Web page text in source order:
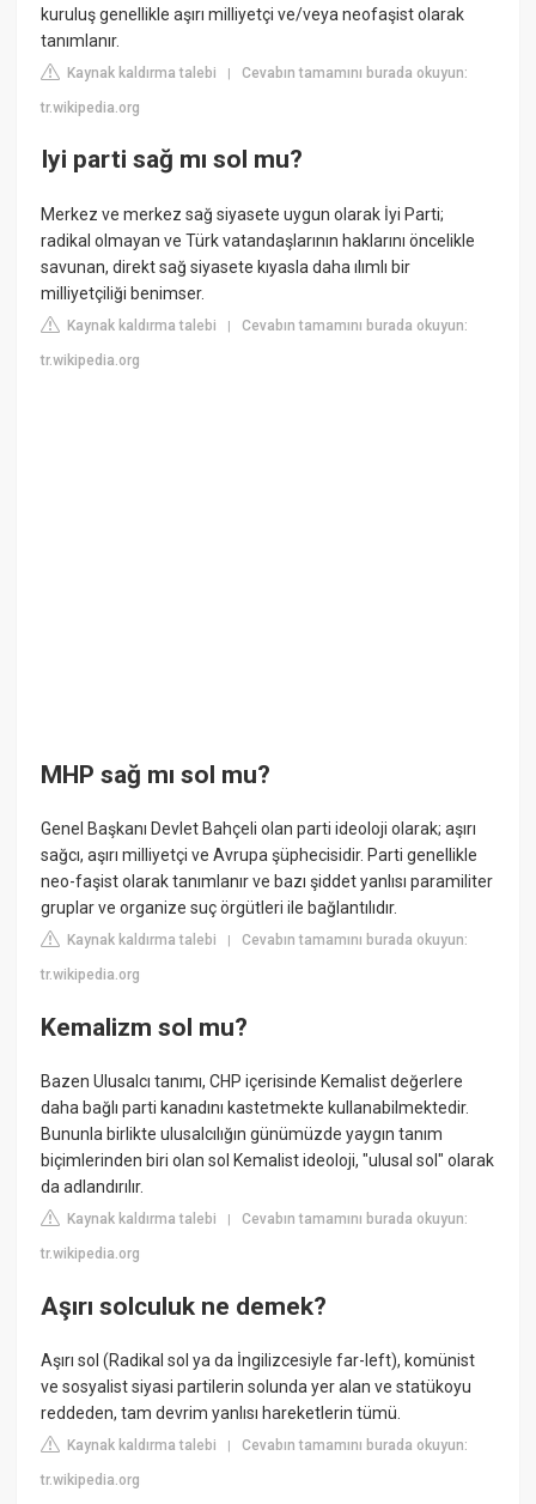
kuruluş genellikle aşırı milliyetçi ve/veya neofaşist olarak
tanımlanır.
Kaynak kaldırma talebi |Cevabın tamamını burada okuyun:
tr.wikipedia.org
Iyi parti sağ mı sol mu?
Merkez ve merkez sağ siyasete uygun olarak İyi Parti;
radikal olmayan ve Türk vatandaşlarının haklarını öncelikle
savunan, direkt sağ siyasete kıyasla daha ılımlı bir
milliyetçiliği benimser.
Kaynak kaldırma talebi |Cevabın tamamını burada okuyun:
tr.wikipedia.org
MHP sağ mı sol mu?
Genel Başkanı Devlet Bahçeli olan parti ideoloji olarak; aşırı
sağcı, aşırı milliyetçi ve Avrupa şüphecisidir. Parti genellikle
neo-faşist olarak tanımlanır ve bazı şiddet yanlısı paramiliter
gruplar ve organize suç örgütleri ile bağlantılıdır.
Kaynak kaldırma talebi |Cevabın tamamını burada okuyun:
tr.wikipedia.org
Kemalizm sol mu?
Bazen Ulusalcı tanımı, CHP içerisinde Kemalist değerlere
daha bağlı parti kanadını kastetmekte kullanabilmektedir.
Bununla birlikte ulusalcılığın günümüzde yaygın tanım
biçimlerinden biri olan sol Kemalist ideoloji, "ulusal sol" olarak
da adlandırılır.
Kaynak kaldırma talebi |Cevabın tamamını burada okuyun:
tr.wikipedia.org
Aşırı solculuk ne demek?
Aşırı sol (Radikal sol ya da İngilizcesiyle far-left), komünist
ve sosyalist siyasi partilerin solunda yer alan ve statükoyu
reddeden, tam devrim yanlısı hareketlerin tümü.
Kaynak kaldırma talebi |Cevabın tamamını burada okuyun:
tr.wikipedia.org